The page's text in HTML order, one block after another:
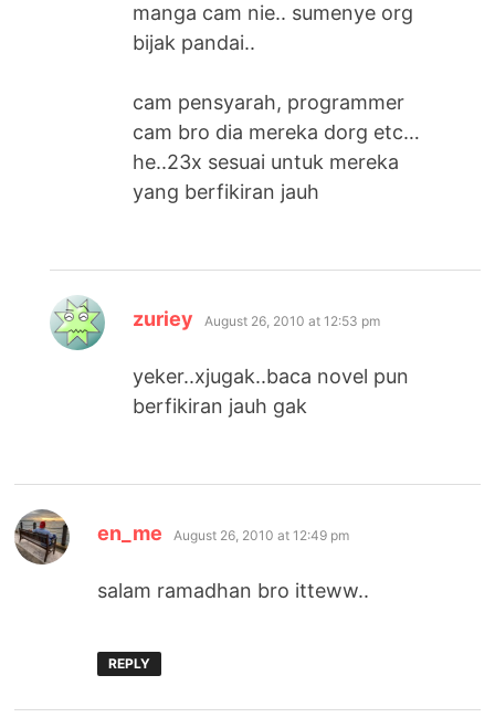
manga cam nie.. sumenye org
bijak pandai..
cam pensyarah, programmer
cam bro dia mereka dorg etc…
he..23x sesuai untuk mereka
yang berfikiran jauh
zuriey says:
August 26, 2010 at 12:53 pm
yeker..xjugak..baca novel pun
berfikiran jauh gak
en_me says:
August 26, 2010 at 12:49 pm
salam ramadhan bro itteww..
REPLY